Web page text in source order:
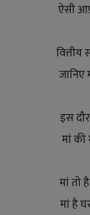
ऐसी
जानिए
इस
मां की
मां तो
मां है